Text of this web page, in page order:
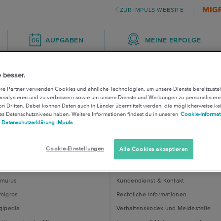
06 AUFGABEN MEINE ERFOLGE
ZUR IMPULS WEBSITE
die Seite nicht finden.
mehr oder sie wurde vom Coach archiviert,
& Inspirationen Kontakt & Hilfe
Kundendienst & Kontakt
Rechtliche Informationen
Verhaltenskodex und Meldestelle
besser.
Partner verwenden Cookies und ähnliche Technologien, um unsere Dienste
und zu verbessern sowie um unsere Dienste und Werbungen zu
Dritten. Dabei können Daten auch in Länder übermittelt werden, die möglicherweise
Datenschutzniveau haben. Weitere Informationen findest du in unseren Cookie-
Datenschutzerklärung iMpuls
Cookie-Einstellungen Alle Cookies akzeptieren